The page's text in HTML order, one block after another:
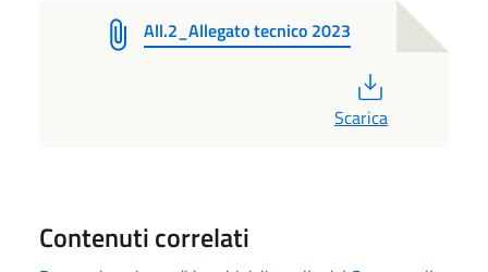
All.2_Allegato tecnico 2023
Scarica
Contenuti correlati